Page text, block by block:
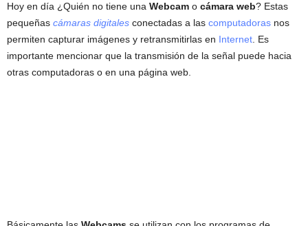
Hoy en día ¿Quién no tiene una Webcam o cámara web? Estas
pequeñas cámaras digitales conectadas a las computadoras nos
permiten capturar imágenes y retransmitirlas en Internet. Es
importante mencionar que la transmisión de la señal puede hacia
otras computadoras o en una página web.